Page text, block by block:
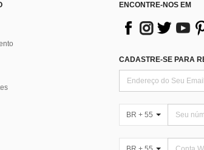
ENCONTRE-NOS EM
CADASTRE-SE PARA
BR + 55